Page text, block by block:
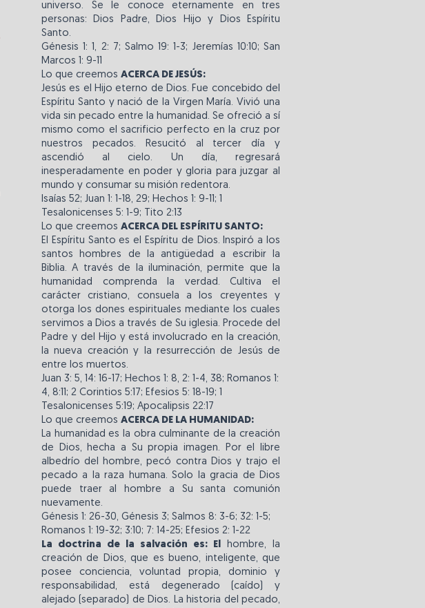
universo. Se le conoce eternamente en tres
personas: Dios Padre, Dios Hijo y Dios Espíritu
Santo.
Génesis 1: 1, 2: 7; Salmo 19: 1-3; Jeremías 10:10; San
Marcos 1: 9-11
Lo que creemos ACERCA DE JESÚS:
Jesús es el Hijo eterno de Dios. Fue concebido del
Espíritu Santo y nació de la Virgen María. Vivió una
vida sin pecado entre la humanidad. Se ofreció a sí
mismo como el sacrificio perfecto en la cruz por
nuestros pecados. Resucitó al tercer día y
ascendió al cielo. Un día, regresará
inesperadamente en poder y gloria para juzgar al
mundo y consumar su misión redentora.
Isaías 52; Juan 1: 1-18, 29; Hechos 1: 9-11; 1
Tesalonicenses 5: 1-9; Tito 2:13
Lo que creemos ACERCA DEL ESPÍRITU SANTO:
El Espíritu Santo es el Espíritu de Dios. Inspiró a los
santos hombres de la antigüedad a escribir la
Biblia. A través de la iluminación, permite que la
humanidad comprenda la verdad. Cultiva el
carácter cristiano, consuela a los creyentes y
otorga los dones espirituales mediante los cuales
servimos a Dios a través de Su iglesia. Procede del
Padre y del Hijo y está involucrado en la creación,
la nueva creación y la resurrección de Jesús de
entre los muertos.
Juan 3: 5, 14: 16-17; Hechos 1: 8, 2: 1-4, 38; Romanos 1:
4, 8:11; 2 Corintios 5:17; Efesios 5: 18-19; 1
Tesalonicenses 5:19; Apocalipsis 22:17
Lo que creemos ACERCA DE LA HUMANIDAD:
La humanidad es la obra culminante de la creación
de Dios, hecha a Su propia imagen. Por el libre
albedrío del hombre, pecó contra Dios y trajo el
pecado a la raza humana. Solo la gracia de Dios
puede traer al hombre a Su santa comunión
nuevamente.
Génesis 1: 26-30, Génesis 3; Salmos 8: 3-6; 32: 1-5;
Romanos 1: 19-32; 3:10; 7: 14-25; Efesios 2: 1-22
La doctrina de la salvación es: El hombre, la
creación de Dios, que es bueno, inteligente, que
posee conciencia, voluntad propia, dominio y
responsabilidad, está degenerado (caído) y
alejado (separado) de Dios. La historia del pecado,